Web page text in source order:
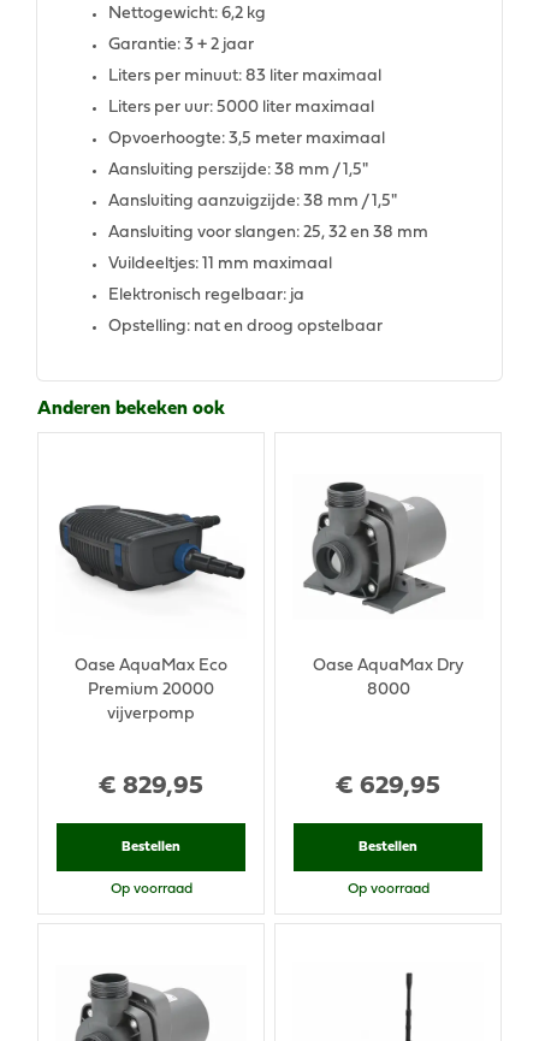
Nettogewicht: 6,2 kg
Garantie: 3 + 2 jaar
Liters per minuut: 83 liter maximaal
Liters per uur: 5000 liter maximaal
Opvoerhoogte: 3,5 meter maximaal
Aansluiting perszijde: 38 mm / 1,5"
Aansluiting aanzuigzijde: 38 mm / 1,5"
Aansluiting voor slangen: 25, 32 en 38 mm
Vuildeeltjes: 11 mm maximaal
Elektronisch regelbaar: ja
Opstelling: nat en droog opstelbaar
Anderen bekeken ook
€ 829,95
Oase AquaMax Eco
Premium 20000
vijverpomp
Bestellen
Op voorraad
€ 629,95
Oase AquaMax Dry
8000
Bestellen
Op voorraad